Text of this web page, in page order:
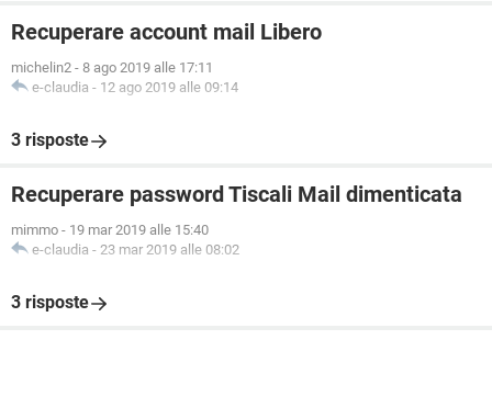
Recuperare account mail Libero
michelin2 - 8 ago 2019 alle 17:11
e-claudia - 12 ago 2019 alle 09:14
3 risposte
Recuperare password Tiscali Mail dimenticata
mimmo - 19 mar 2019 alle 15:40
e-claudia - 23 mar 2019 alle 08:02
3 risposte